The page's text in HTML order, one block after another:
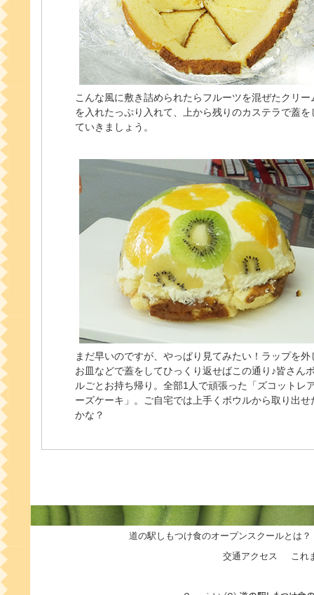
こんな風に敷き詰められたらフルーツを混ぜたクリー
を入れたっぷり入れて、上から残りのカステラで蓋を
ていきましょう。
まだ早いのですが、やっぱり見てみたい！ラップを外
お皿などで蓋をしてひっくり返せばこの通り♪皆さん
ルごとお持ち帰り。全部1人で頑張った「ズコットレ
ーズケーキ」。ご自宅では上手くボウルから取り出せ
かな？
道の駅しもつけ食のオープンスクールとは？
交通アクセス
これ